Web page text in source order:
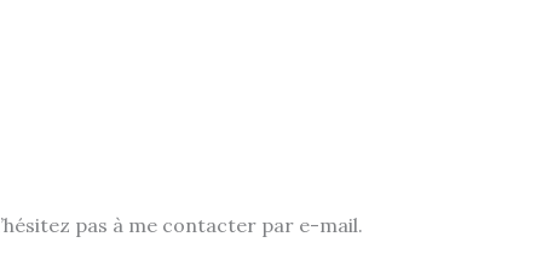
pas à me contacter par e-mail.